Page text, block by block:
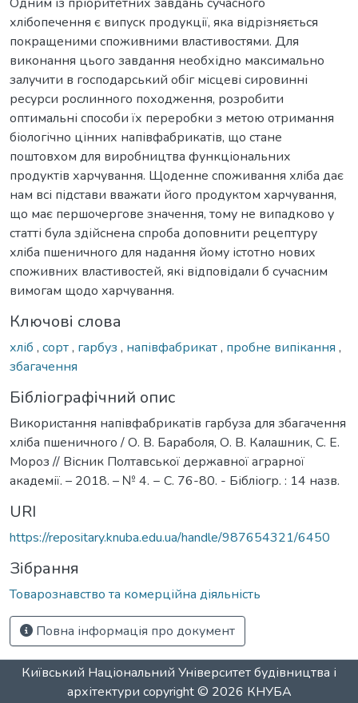
хлібопечення є випуск продукції, яка відрізняється
покращеними споживними властивостями. Для
виконання цього завдання необхідно максимально
залучити в господарський обіг місцеві сировинні
ресурси рослинного походження, розробити
оптимальні способи їх переробки з метою отримання
біологічно цінних напівфабрикатів, що стане
поштовхом для виробництва функціональних
продуктів харчування. Щоденне споживання хліба дає
нам всі підстави вважати його продуктом харчування,
що має першочергове значення, тому не випадково у
статті була здійснена спроба доповнити рецептуру
хліба пшеничного для надання йому істотно нових
споживних властивостей, які відповідали б сучасним
вимогам щодо харчування.
Ключові слова
хліб , сорт, гарбуз , напівфабрикат, пробне випікання ,
збагачення
Бібліографічний опис
Використання напівфабрикатів гарбуза для збагачення
хліба пшеничного / О. В. Бараболя, О. В. Калашник, С. Е.
Мороз // Вісник Полтавської державної аграрної
академії. – 2018. – № 4. − C. 76-80. - Бібліогр. : 14 назв.
URI
https://repositary.knuba.edu.ua/handle/987654321/6450
Зібрання
Товарознавство та комерційна діяльність
Повна інформація про документ
Київський Національний Університет будівництва і
архітектури copyright © 2026 КНУБА